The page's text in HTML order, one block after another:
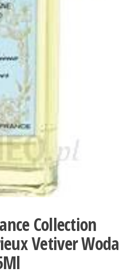
Collection
Vetiver Woda